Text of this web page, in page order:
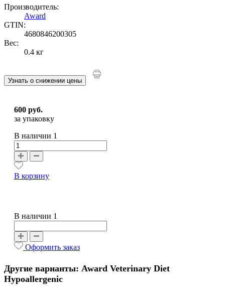
Производитель:
Award
GTIN:
4680846200305
Вес:
0.4 кг
Узнать о снижении цены
600 руб.
за упаковку
В наличии 1
В корзину
В наличии 1
Оформить заказ
Другие варианты: Award Veterinary Diet
Hypoallergenic